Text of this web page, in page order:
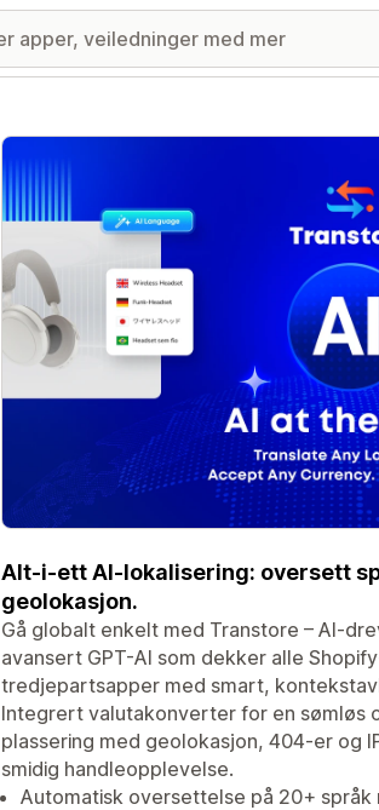
Galleri med fremhevede bilder
Alt-i-ett AI-lokalisering: oversett
geolokasjon.
Gå globalt enkelt med Transtore – AI-
avansert GPT-AI som dekker alle
tredjepartsapper med smart,
Integrert valutakonverter for en sømløs
plassering med geolokasjon, 404-er og
smidig handleopplevelse.
Automatisk oversettelse på 20+ språk